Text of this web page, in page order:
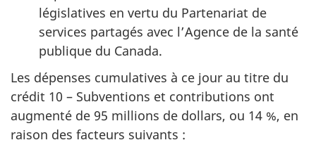
législatives en vertu du Partenariat de
services partagés avec l’Agence de la santé
publique du Canada.
Les dépenses cumulatives à ce jour au titre du
crédit 10 – Subventions et contributions ont
augmenté de 95 millions de dollars, ou 14 %, en
raison des facteurs suivants :